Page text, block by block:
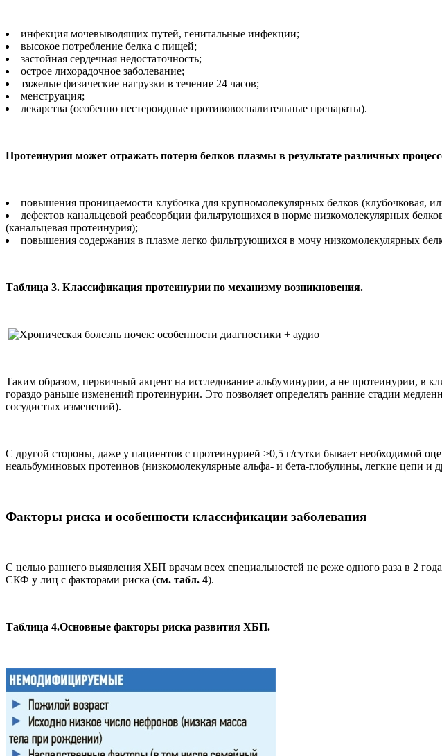
инфекция мочевыводящих путей, генитальные инфекции;
высокое потребление белка с пищей;
застойная сердечная недостаточность;
острое лихорадочное заболевание;
тяжелые физические нагрузки в течение 24 часов;
менструация;
лекарства (особенно нестероидные противовоспалительные препараты).
Протеинурия может отражать потерю белков плазмы в результате различных
повышения проницаемости клубочка для крупномолекулярных белков (клубочковая,
дефектов канальцевой реабсорбции фильтрующихся в норме низкомолекулярных
(канальцевая протеинурия);
повышения содержания в плазме легко фильтрующихся в мочу низкомолекулярных
Таблица 3. Классификация протеинурии по механизму возникновения.
Таким образом, первичный акцент на исследование альбуминурии, а не протеинурии, в
гораздо раньше изменений протеинурии. Это позволяет определять ранние стадии
сосудистых изменений).
С другой стороны, даже у пациентов с протеинурией >0,5 г/сутки бывает необходимой
неальбуминовых протеинов (низкомолекулярные альфа- и бета-глобулины, легкие цепи
Факторы риска и особенности классификации заболевания
С целью раннего выявления ХБП врачам всех специальностей не реже одного раза в 2
СКФ у лиц с факторами риска (см. табл. 4).
Таблица 4.Основные факторы риска развития ХБП.